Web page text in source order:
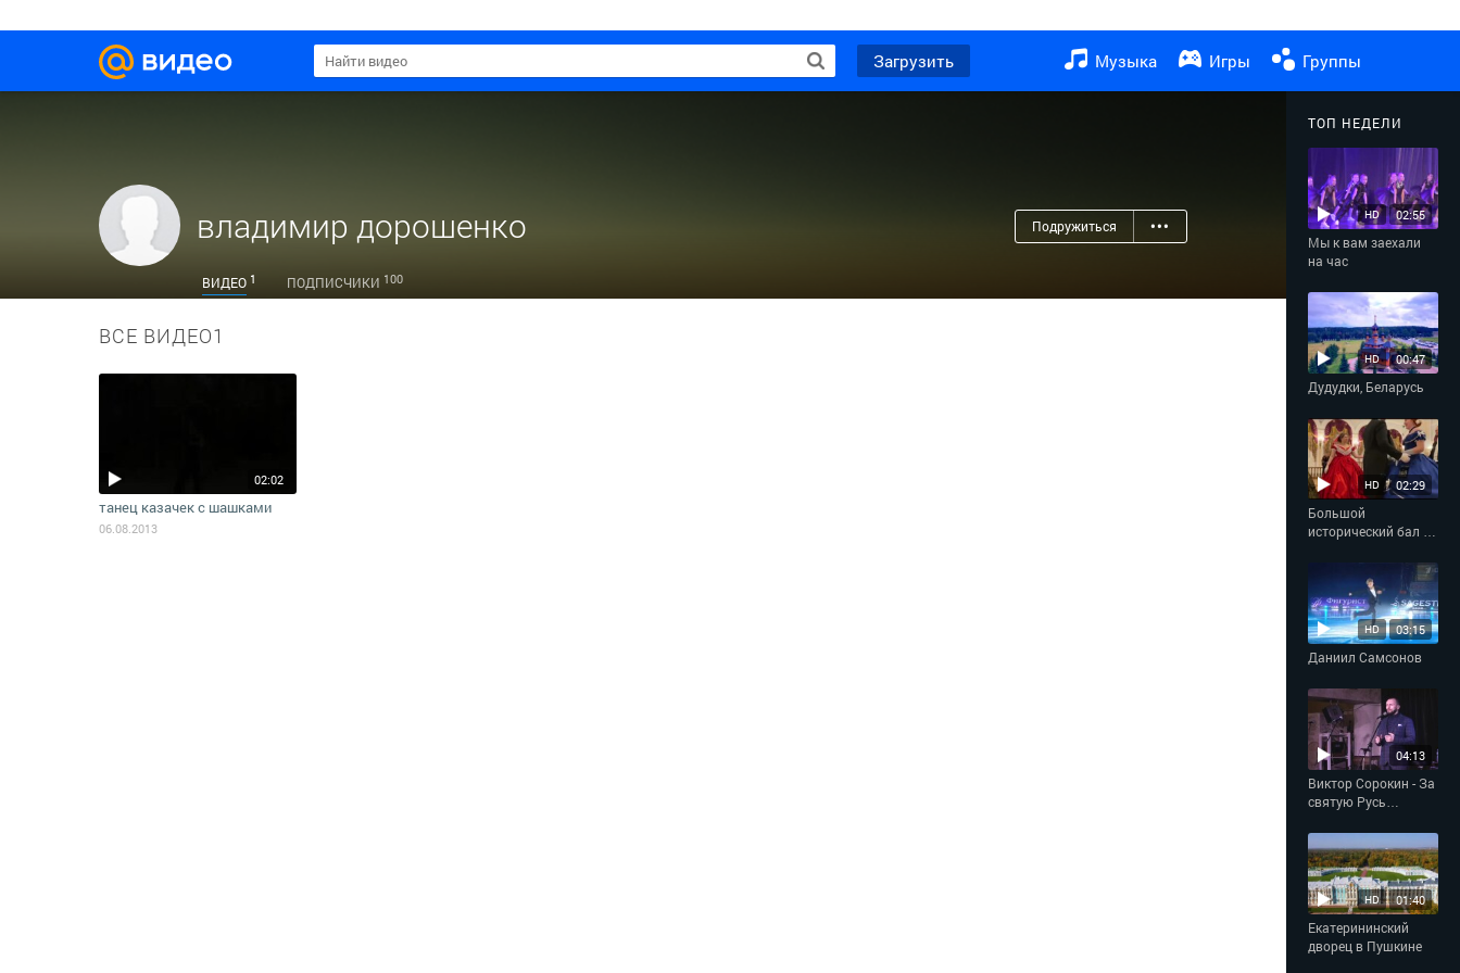
Загрузить Музыка Игры Группы
владимир дорошенко Подружиться •••
ВИДЕО 1 ПОДПИСЧИКИ 100
ВСЕ ВИДЕО1
02:02
танец казачек с шашками
06.08.2013
ТОП НЕДЕЛИ
02:55
HD
Мы к вам заехали
на час
00:47
HD
Дудудки, Беларусь
02:29
HD
Большой
исторический бал в
«Талион»
03:15
HD
Даниил Самсонов
04:13
Виктор Сорокин - За
святую Русь
01:40
HD
Екатерининский
дворец в Пушкине